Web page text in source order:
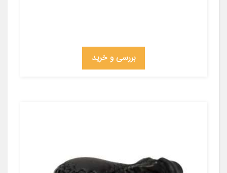
بررسی و خرید